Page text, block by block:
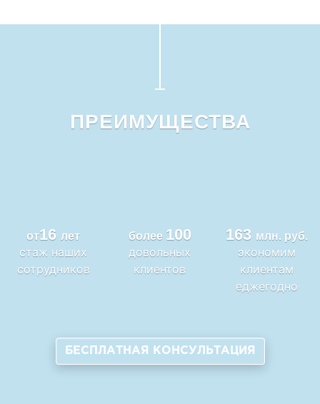
ПРЕИМУЩЕСТВА
от16лет
стаж наших
сотрудников
более 100
довольных
клиентов
163 млн. руб.
экономим
клиентам
еджегодно
БЕСПЛАТНАЯ КОНСУЛЬТАЦИЯ